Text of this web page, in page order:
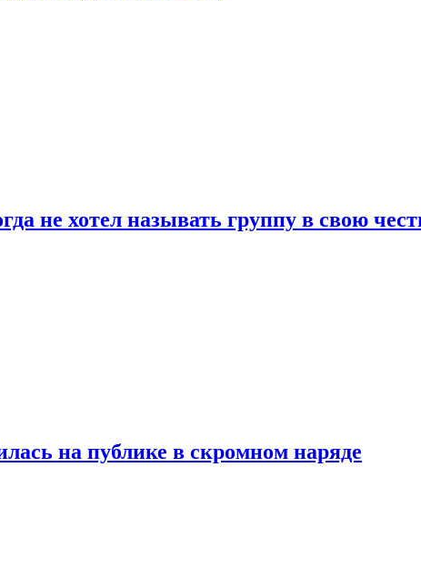
не хотел называть группу в свою
на публике в скромном наряде